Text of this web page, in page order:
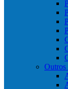
Outros